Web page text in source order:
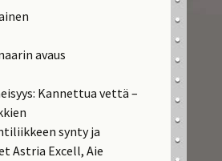
avaus
Kannettua vettä –
synty ja
Astria Excell, Aie